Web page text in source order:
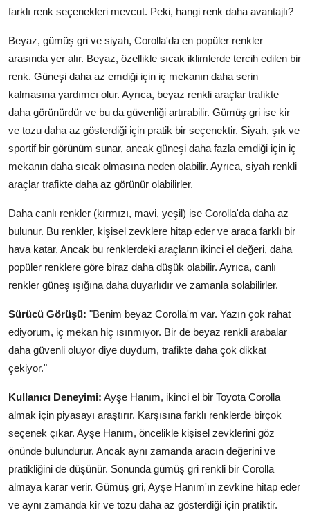
farklı renk seçenekleri mevcut. Peki, hangi renk daha avantajlı?
Beyaz, gümüş gri ve siyah, Corolla'da en popüler renkler
arasında yer alır. Beyaz, özellikle sıcak iklimlerde tercih edilen bir
renk. Güneşi daha az emdiği için iç mekanın daha serin
kalmasına yardımcı olur. Ayrıca, beyaz renkli araçlar trafikte
daha görünürdür ve bu da güvenliği artırabilir. Gümüş gri ise kir
ve tozu daha az gösterdiği için pratik bir seçenektir. Siyah, şık ve
sportif bir görünüm sunar, ancak güneşi daha fazla emdiği için iç
mekanın daha sıcak olmasına neden olabilir. Ayrıca, siyah renkli
araçlar trafikte daha az görünür olabilirler.
Daha canlı renkler (kırmızı, mavi, yeşil) ise Corolla'da daha az
bulunur. Bu renkler, kişisel zevklere hitap eder ve araca farklı bir
hava katar. Ancak bu renklerdeki araçların ikinci el değeri, daha
popüler renklere göre biraz daha düşük olabilir. Ayrıca, canlı
renkler güneş ışığına daha duyarlıdır ve zamanla solabilirler.
Sürücü Görüşü: "Benim beyaz Corolla'm var. Yazın çok rahat
ediyorum, iç mekan hiç ısınmıyor. Bir de beyaz renkli arabalar
daha güvenli oluyor diye duydum, trafikte daha çok dikkat
çekiyor."
Kullanıcı Deneyimi: Ayşe Hanım, ikinci el bir Toyota Corolla
almak için piyasayı araştırır. Karşısına farklı renklerde birçok
seçenek çıkar. Ayşe Hanım, öncelikle kişisel zevklerini göz
önünde bulundurur. Ancak aynı zamanda aracın değerini ve
pratikliğini de düşünür. Sonunda gümüş gri renkli bir Corolla
almaya karar verir. Gümüş gri, Ayşe Hanım'ın zevkine hitap eder
ve aynı zamanda kir ve tozu daha az gösterdiği için pratiktir.